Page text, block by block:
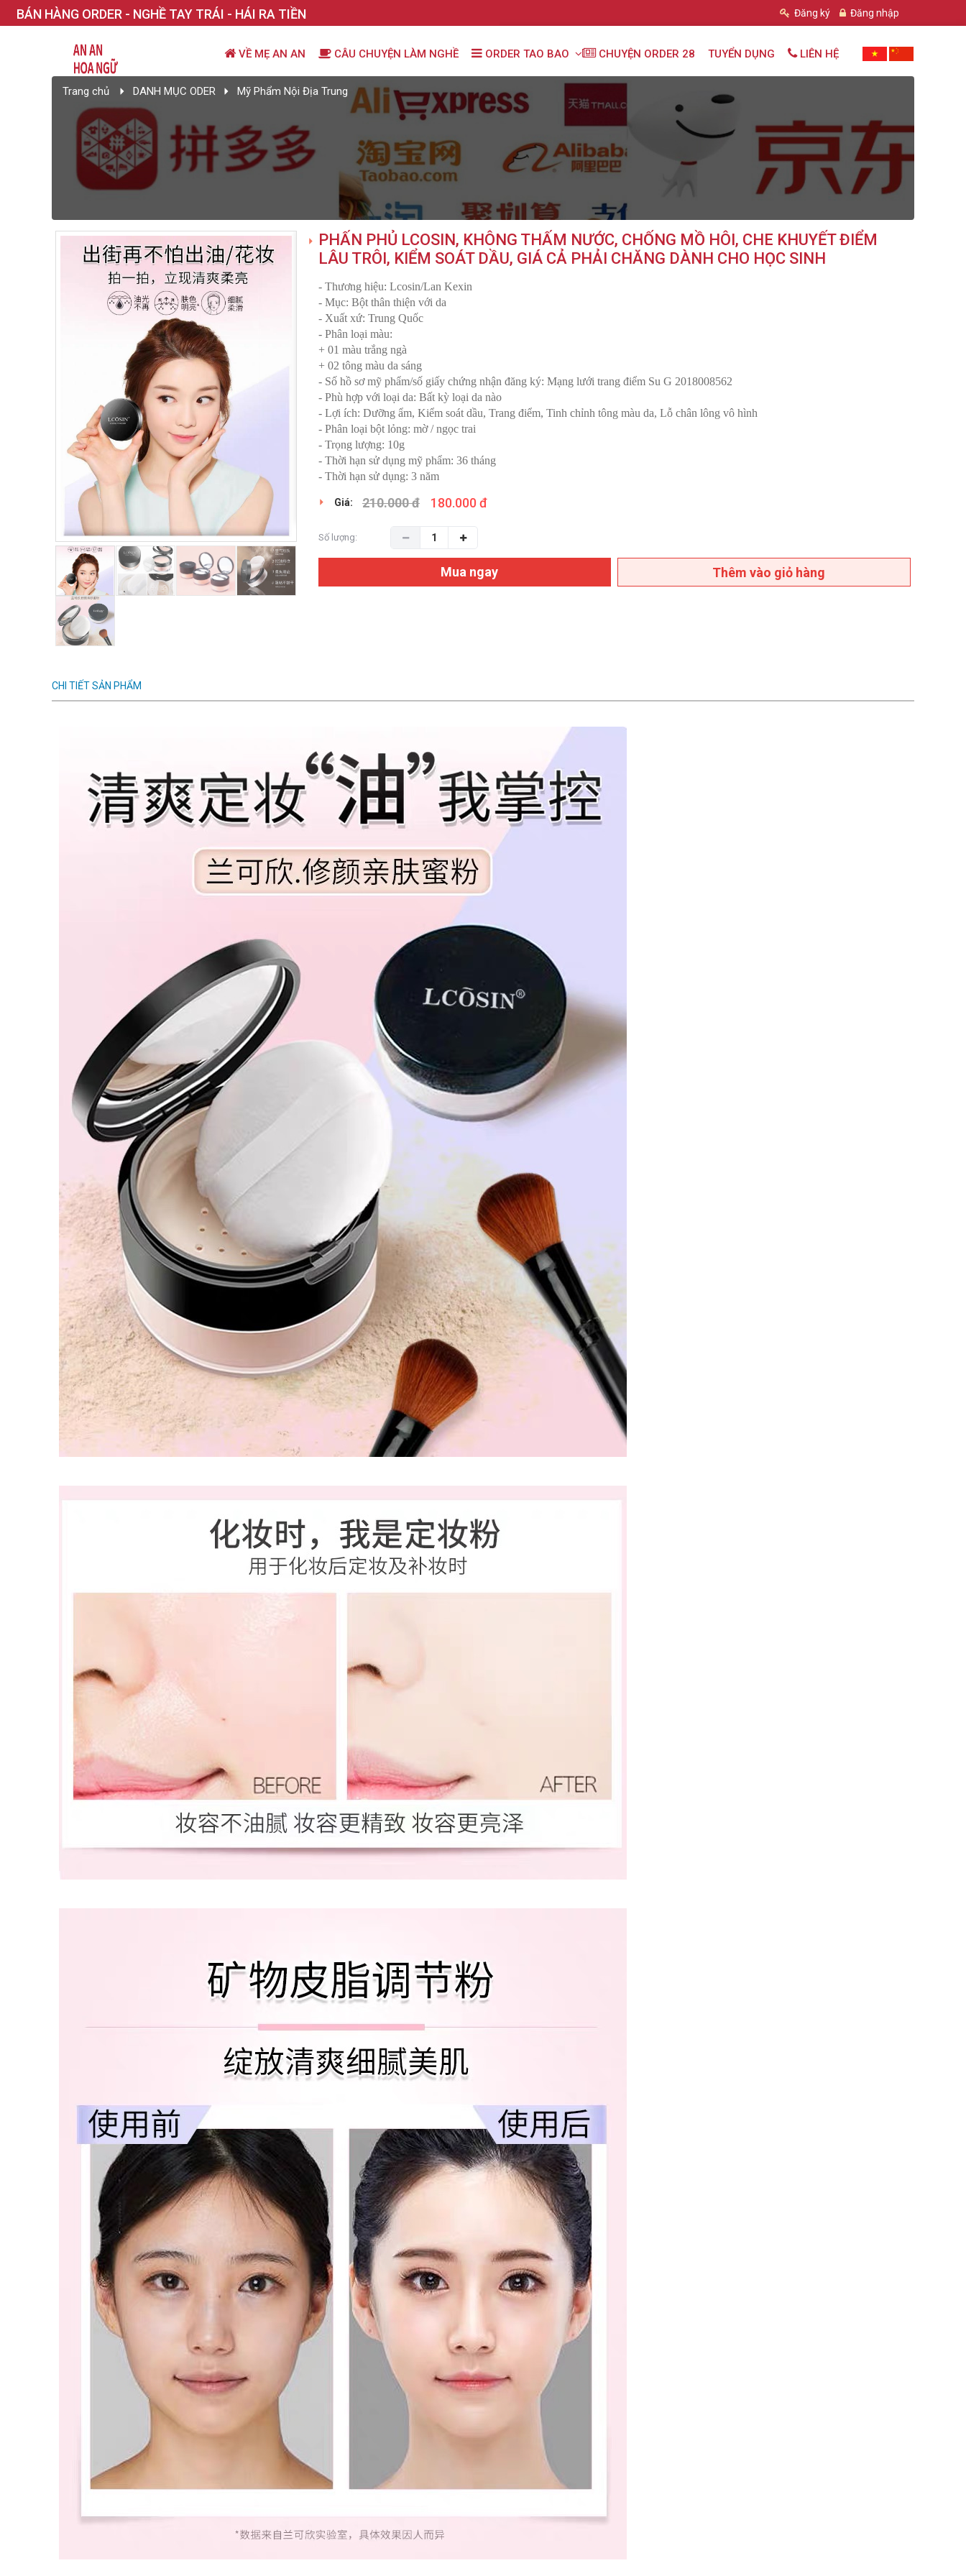
Đăng ký Đăng nhập
BÁN HÀNG ORDER - NGHỀ TAY TRÁI - HÁI RA TIỀN
VỀ MẸ AN AN CÂU CHUYỆN LÀM NGHỀ ORDER TAO BAO CHUYỆN ORDER 28 TUYỂN DỤNG LIÊN HỆ
Trang chủ DANH MỤC ODER Mỹ Phẩm Nội Địa Trung
PHẤN PHỦ LCOSIN, KHÔNG THẤM NƯỚC, CHỐNG MỒ HÔI, CHE KHUYẾT ĐIỂM
LÂU TRÔI, KIỂM SOÁT DẦU, GIÁ CẢ PHẢI CHĂNG DÀNH CHO HỌC SINH
- Thương hiệu: Lcosin/Lan Kexin
- Mục: Bột thân thiện với da
- Xuất xứ: Trung Quốc
- Phân loại màu:
+ 01 màu trắng ngà
+ 02 tông màu da sáng
- Số hồ sơ mỹ phẩm/số giấy chứng nhận đăng ký: Mạng lưới trang điểm Su G 2018008562
- Phù hợp với loại da: Bất kỳ loại da nào
- Lợi ích: Dưỡng ẩm, Kiểm soát dầu, Trang điểm, Tinh chỉnh tông màu da, Lỗ chân lông vô hình
- Phân loại bột lỏng: mờ / ngọc trai
- Trọng lượng: 10g
- Thời hạn sử dụng mỹ phẩm: 36 tháng
- Thời hạn sử dụng: 3 năm
Giá: 210.000 đ 180.000 đ
Số lượng:
Mua ngay Thêm vào giỏ hàng
CHI TIẾT SẢN PHẨM